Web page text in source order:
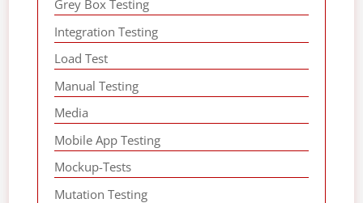
Grey Box Testing
Integration Testing
Load Test
Manual Testing
Media
Mobile App Testing
Mockup-Tests
Mutation Testing